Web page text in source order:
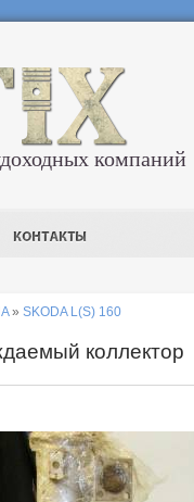
компаний
» SKODA L(S) 160
коллектор